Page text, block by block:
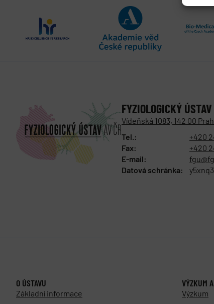
FYZIOLOGICKÝ ÚSTAV
Vídeňská 1083, 142 00
Tel.:
+420
Fax:
+420
E-mail:
Datová schránka:
O ÚSTAVU
Základní informace
VÝZKUM
Výzkum